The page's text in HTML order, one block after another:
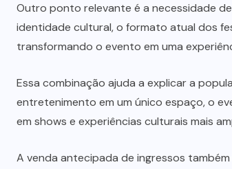
Outro ponto relevante é a necessidade
identidade cultural, o formato atual dos
transformando o evento em uma
Essa combinação ajuda a explicar a
entretenimento em um único espaço, o
em shows e experiências culturais mais
A venda antecipada de ingressos